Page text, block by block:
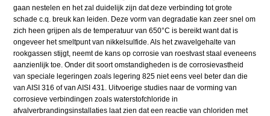
gaan nestelen en het zal duidelijk zijn dat deze verbinding tot grote
schade c.q. breuk kan leiden. Deze vorm van degradatie kan zeer snel om
zich heen grijpen als de temperatuur van 650°C is bereikt want dat is
ongeveer het smeltpunt van nikkelsulfide. Als het zwavelgehalte van
rookgassen stijgt, neemt de kans op corrosie van roestvast staal eveneens
aanzienlijk toe. Onder dit soort omstandigheden is de corrosievastheid
van speciale legeringen zoals legering 825 niet eens veel beter dan die
van AISI 316 of van AISI 431. Uitvoerige studies naar de vorming van
corrosieve verbindingen zoals waterstofchloride in
afvalverbrandingsinstallaties laat zien dat een reactie van chloriden met